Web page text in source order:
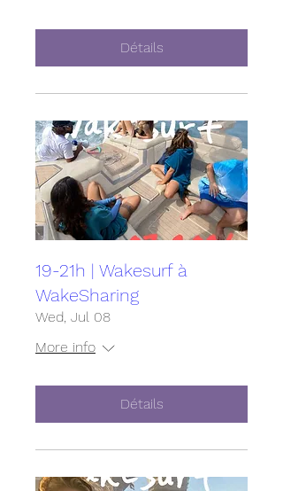
Détails
19-21h | Wakesurf à
WakeSharing
Wed, Jul 08
More info
Détails